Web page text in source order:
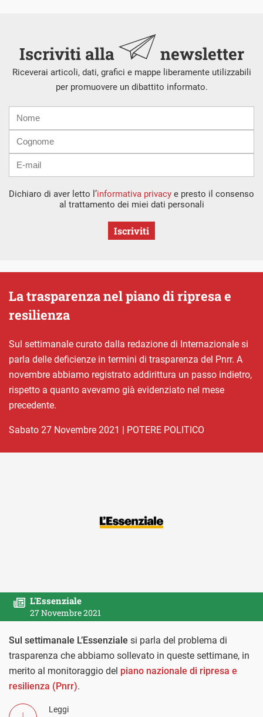
Iscriviti alla newsletter
Riceverai articoli, dati, grafici e mappe liberamente utilizzabili
per promuovere un dibattito informato.
mail
Dichiaro di aver letto l’informativa privacy e presto il consenso
al trattamento dei miei dati personali
Iscriviti
La trasparenza nel piano di ripresa e
resilienza
Sul settimanale curato dalla redazione di Internazionale si
parla delle deficienze in termini di trasparenza del Pnrr. A
novembre abbiamo registrato addirittura un passo indietro,
rispetto a quanto avevamo già evidenziato nel mese
precedente.
sabato 27 Novembre 2021 | POTERE POLITICO
L'Essenziale
27 Novembre 2021
Sul settimanale L’Essenziale si parla del problema di
trasparenza che abbiamo sollevato in queste settimane, in
merito al monitoraggio del piano nazionale di ripresa e
resilienza (Pnrr).
Leggi